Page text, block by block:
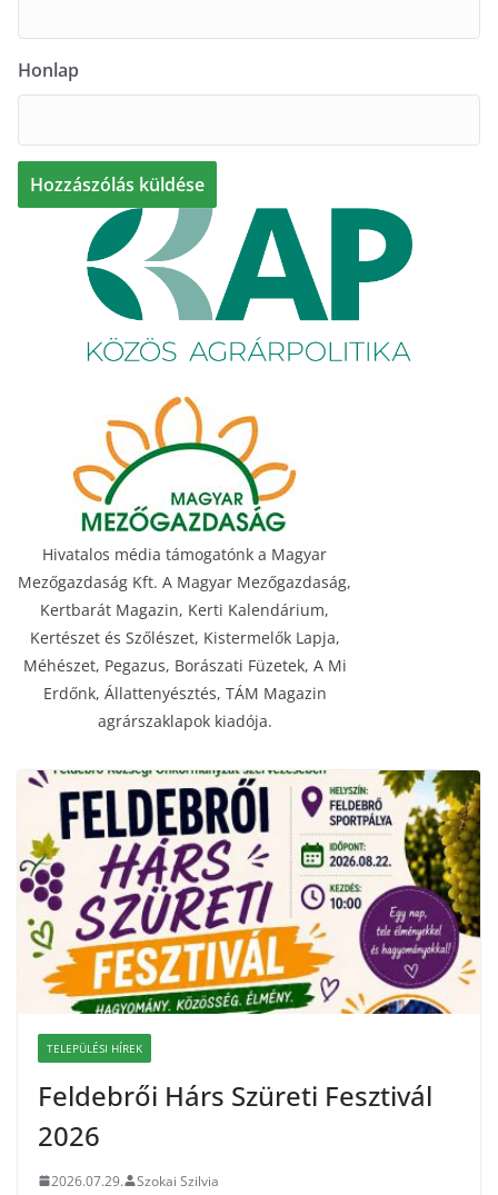
Honlap
Hivatalos média támogatónk a Magyar
Mezőgazdaság Kft. A Magyar Mezőgazdaság,
Kertbarát Magazin, Kerti Kalendárium,
Kertészet és Szőlészet, Kistermelők Lapja,
Méhészet, Pegazus, Borászati Füzetek, A Mi
Erdőnk, Állattenyésztés, TÁM Magazin
agrárszaklapok kiadója.
TELEPÜLÉSI HÍREK
Feldebrői Hárs Szüreti Fesztivál
2026
2026.07.29. Szokai Szilvia